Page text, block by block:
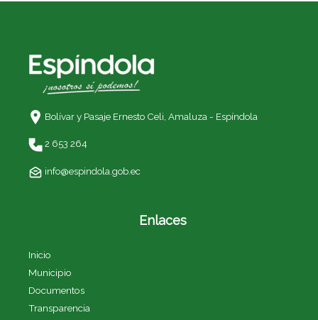
Bolívar y Pasaje Ernesto Celi, Amaluza - Espíndola
2 653 264
info@espindola.gob.ec
Enlaces
Inicio
Municipio
Documentos
Transparencia